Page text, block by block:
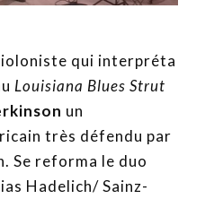
qui interpréta
Louisiana Blues Strut
un
très défendu par
Se reforma le duo
Hadelich/ Sainz-